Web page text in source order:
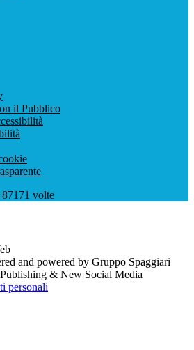
il Pubblico
87171 volte
and powered by Gruppo Spaggiari
& New Social Media
personali